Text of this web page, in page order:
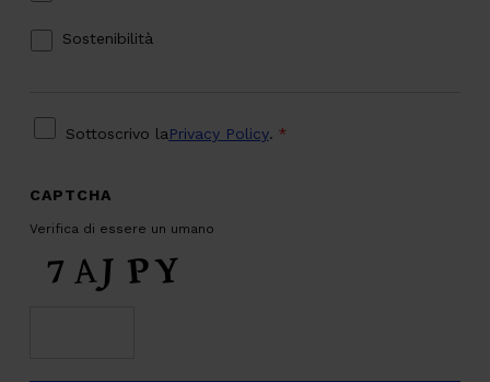
Sostenibilità
PRIVACY
Sottoscrivo laPrivacy Policy. *
CAPTCHA
Verifica di essere un umano